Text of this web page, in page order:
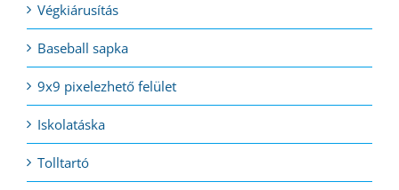
Végkiárusítás
Baseball sapka
9x9 pixelezhető felület
Iskolatáska
Tolltartó